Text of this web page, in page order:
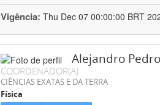
Vigência: Thu Dec 07 00:00:00 BRT
Alejandro
COORDENADOR(A)
CIÊNCIAS EXATAS E DA TERRA
Física